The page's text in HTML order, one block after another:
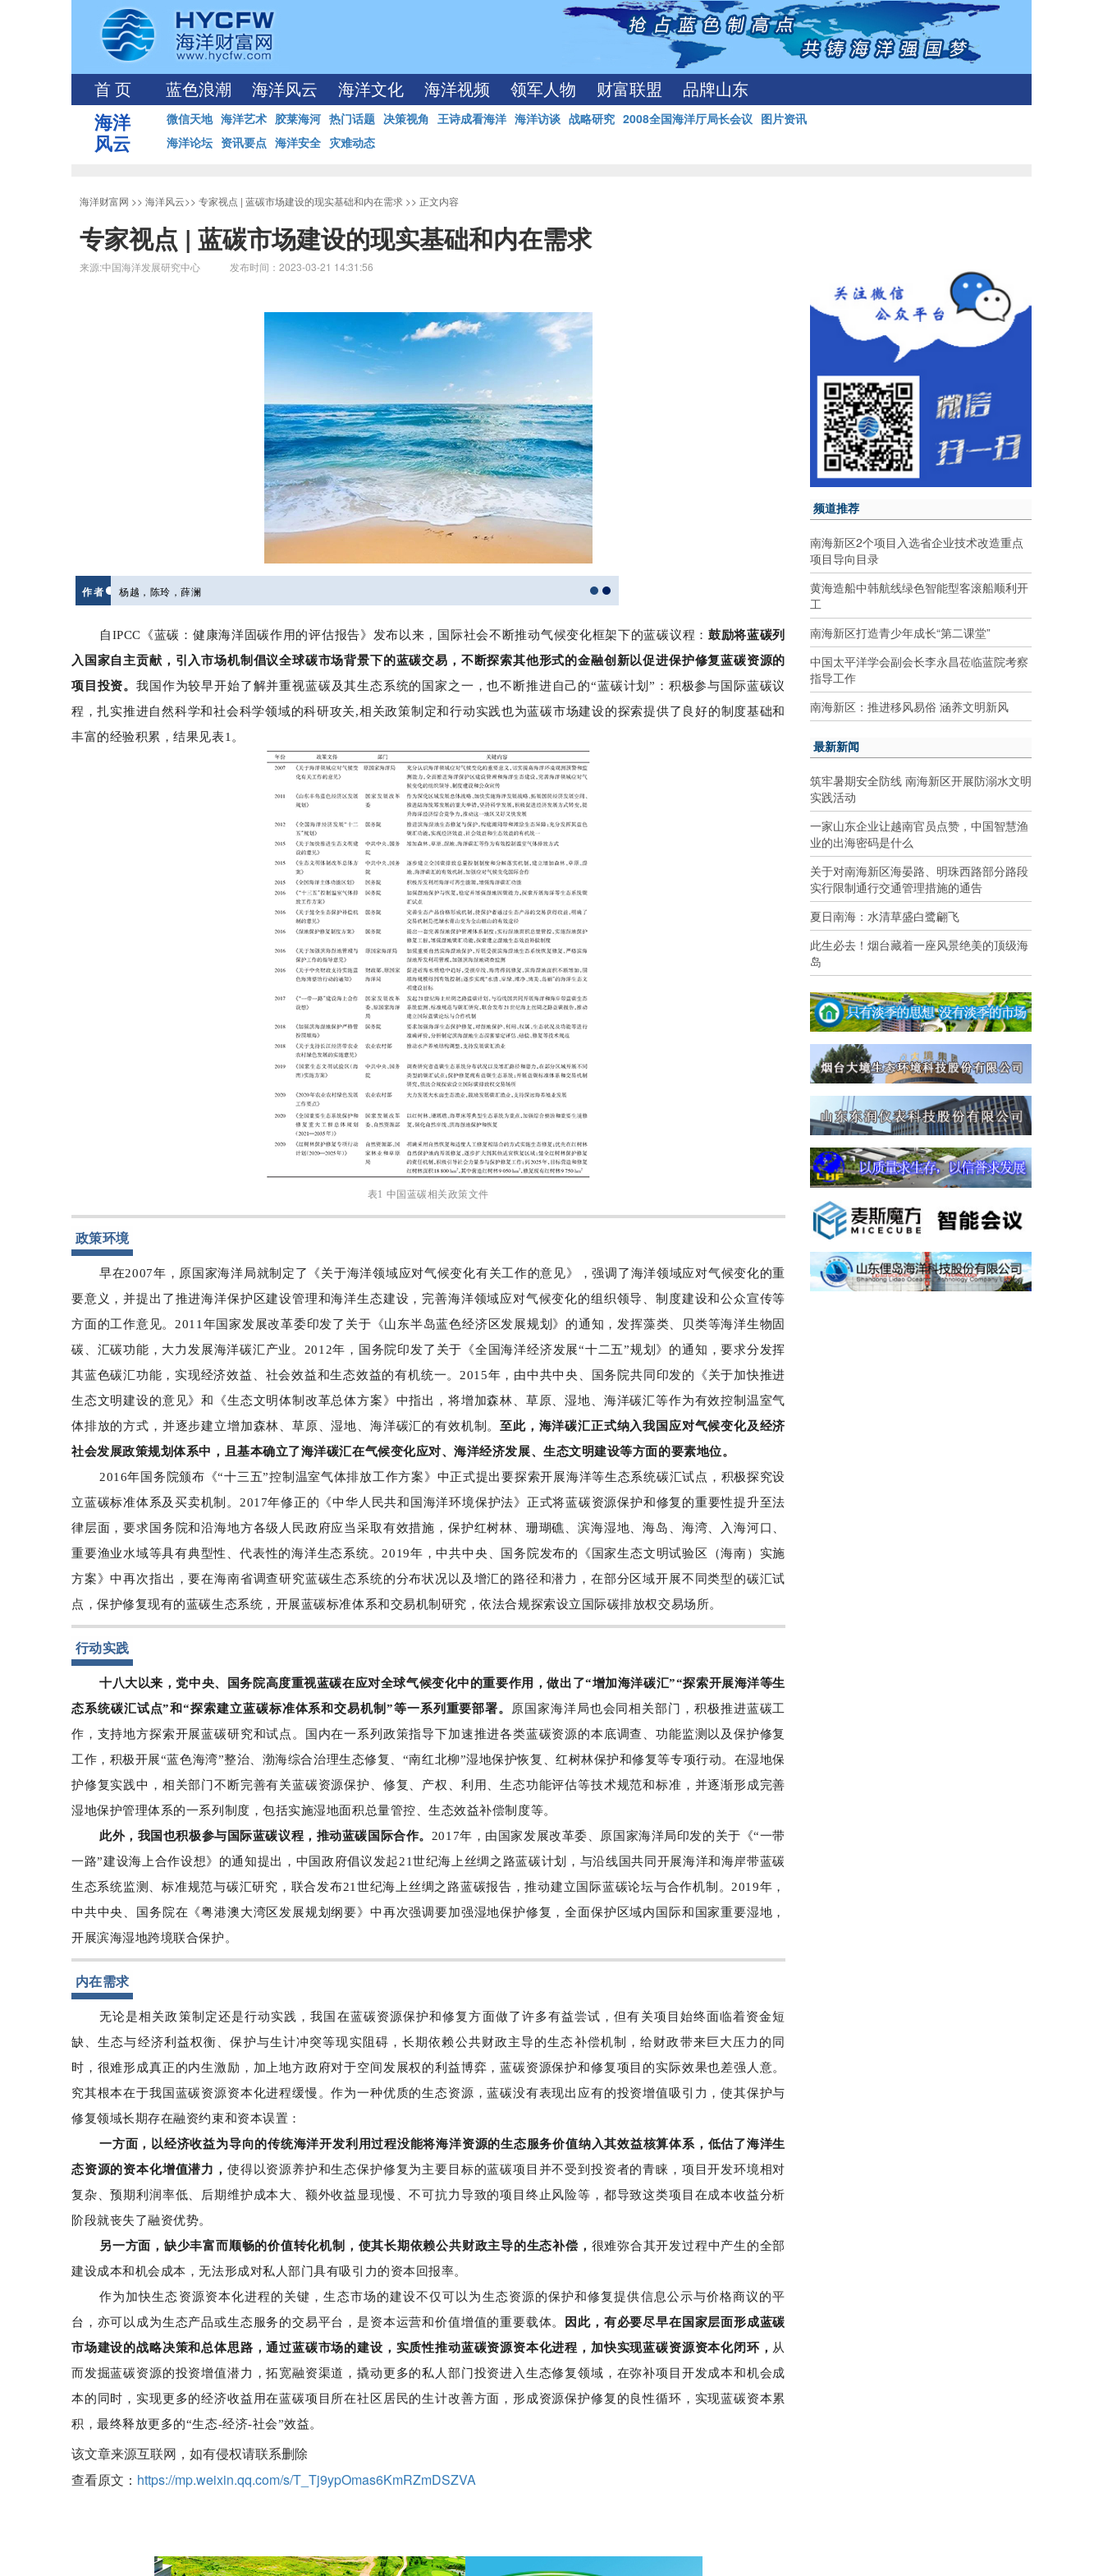
首 页 蓝色浪潮 海洋风云 海洋文化 海洋视频 领军人物 财富联盟 品牌山东
海洋
风云
微信天地 海洋艺术 胶莱海河 热门话题 决策视角 王诗成看海洋 海洋访谈 战略研究 2008全国海洋厅局长会议 图片资讯
海洋论坛 资讯要点 海洋安全 灾难动态
海洋财富网 >> 海洋风云>> 专家视点 | 蓝碳市场建设的现实基础和内在需求 >> 正文内容
专家视点 | 蓝碳市场建设的现实基础和内在需求
来源:中国海洋发展研究中心 发布时间：2023-03-21 14:31:56
作者 杨越，陈玲，薛澜
自IPCC《蓝碳：健康海洋固碳作用的评估报告》发布以来，国际社会不断推动气候变化框架下的蓝碳议程： 鼓励将蓝碳列
入国家自主贡献，引入市场机制倡议全球碳市场背景下的蓝碳交易，不断探索其他形式的金融创新以促进保护修复蓝碳资源的
项目投资。我国作为较早开始了解并重视蓝碳及其生态系统的国家之一，也不断推进自己的“蓝碳计划”：积极参与国际蓝碳议
程，扎实推进自然科学和社会科学领域的科研攻关,相关政策制定和行动实践也为蓝碳市场建设的探索提供了良好的制度基础和
丰富的经验积累，结果见表1。
表1 中国蓝碳相关政策文件
政策环境
早在2007年，原国家海洋局就制定了《关于海洋领域应对气候变化有关工作的意见》，强调了海洋领域应对气候变化的重
要意义，并提出了推进海洋保护区建设管理和海洋生态建设，完善海洋领域应对气候变化的组织领导、制度建设和公众宣传等
方面的工作意见。2011年国家发展改革委印发了关于《山东半岛蓝色经济区发展规划》的通知，发挥藻类、贝类等海洋生物固
碳、汇碳功能，大力发展海洋碳汇产业。2012年，国务院印发了关于《全国海洋经济发展“十二五”规划》的通知，要求分发挥
其蓝色碳汇功能，实现经济效益、社会效益和生态效益的有机统一。2015年，由中共中央、国务院共同印发的《关于加快推进
生态文明建设的意见》和《生态文明体制改革总体方案》中指出，将增加森林、草原、湿地、海洋碳汇等作为有效控制温室气
体排放的方式，并逐步建立增加森林、草原、湿地、海洋碳汇的有效机制。至此，海洋碳汇正式纳入我国应对气候变化及经济
社会发展政策规划体系中，且基本确立了海洋碳汇在气候变化应对、海洋经济发展、生态文明建设等方面的要素地位。
2016年国务院颁布《“十三五”控制温室气体排放工作方案》中正式提出要探索开展海洋等生态系统碳汇试点，积极探究设
立蓝碳标准体系及买卖机制。2017年修正的《中华人民共和国海洋环境保护法》正式将蓝碳资源保护和修复的重要性提升至法
律层面，要求国务院和沿海地方各级人民政府应当采取有效措施，保护红树林、珊瑚礁、滨海湿地、海岛、海湾、入海河口、
重要渔业水域等具有典型性、代表性的海洋生态系统。2019年，中共中央、国务院发布的《国家生态文明试验区（海南）实施
方案》中再次指出，要在海南省调查研究蓝碳生态系统的分布状况以及增汇的路径和潜力，在部分区域开展不同类型的碳汇试
点，保护修复现有的蓝碳生态系统，开展蓝碳标准体系和交易机制研究，依法合规探索设立国际碳排放权交易场所。
行动实践
十八大以来，党中央、国务院高度重视蓝碳在应对全球气候变化中的重要作用，做出了“增加海洋碳汇”“探索开展海洋等生
态系统碳汇试点”和“探索建立蓝碳标准体系和交易机制”等一系列重要部署。
原国家海洋局也会同相关部门，积极推进蓝碳工
作，支持地方探索开展蓝碳研究和试点。国内在一系列政策指导下加速推进各类蓝碳资源的本底调查、功能监测以及保护修复
工作，积极开展“蓝色海湾”整治、渤海综合治理生态修复、“南红北柳”湿地保护恢复、红树林保护和修复等专项行动。在湿地保
护修复实践中，相关部门不断完善有关蓝碳资源保护、修复、产权、利用、生态功能评估等技术规范和标准，并逐渐形成完善
湿地保护管理体系的一系列制度，包括实施湿地面积总量管控、生态效益补偿制度等。
此外，我国也积极参与国际蓝碳议程，推动蓝碳国际合作。 2017年，由国家发展改革委、原国家海洋局印发的关于《“一带
一路”建设海上合作设想》的通知提出，中国政府倡议发起21世纪海上丝绸之路蓝碳计划，与沿线国共同开展海洋和海岸带蓝碳
生态系统监测、标准规范与碳汇研究，联合发布21世纪海上丝绸之路蓝碳报告，推动建立国际蓝碳论坛与合作机制。2019年，
中共中央、国务院在《粤港澳大湾区发展规划纲要》中再次强调要加强湿地保护修复，全面保护区域内国际和国家重要湿地，
开展滨海湿地跨境联合保护。
内在需求
无论是相关政策制定还是行动实践，我国在蓝碳资源保护和修复方面做了许多有益尝试，但有关项目始终面临着资金短
缺、生态与经济利益权衡、保护与生计冲突等现实阻碍，长期依赖公共财政主导的生态补偿机制，给财政带来巨大压力的同
时，很难形成真正的内生激励，加上地方政府对于空间发展权的利益博弈，蓝碳资源保护和修复项目的实际效果也差强人意。
究其根本在于我国蓝碳资源资本化进程缓慢。作为一种优质的生态资源，蓝碳没有表现出应有的投资增值吸引力，使其保护与
修复领域长期存在融资约束和资本误置：
一方面，以经济收益为导向的传统海洋开发利用过程没能将海洋资源的生态服务价值纳入其效益核算体系，低估了海洋生
态资源的资本化增值潜力， 使得以资源养护和生态保护修复为主要目标的蓝碳项目并不受到投资者的青睐，项目开发环境相对
复杂、预期利润率低、后期维护成本大、额外收益显现慢、不可抗力导致的项目终止风险等，都导致这类项目在成本收益分析
阶段就丧失了融资优势。
另一方面，缺少丰富而顺畅的价值转化机制，使其长期依赖公共财政主导的生态补偿， 很难弥合其开发过程中产生的全部
建设成本和机会成本，无法形成对私人部门具有吸引力的资本回报率。
作为加快生态资源资本化进程的关键，生态市场的建设不仅可以为生态资源的保护和修复提供信息公示与价格商议的平
台，亦可以成为生态产品或生态服务的交易平台，是资本运营和价值增值的重要载体。
因此，有必要尽早在国家层面形成蓝碳
市场建设的战略决策和总体思路，通过蓝碳市场的建设，实质性推动蓝碳资源资本化进程，加快实现蓝碳资源资本化闭环， 从
而发掘蓝碳资源的投资增值潜力，拓宽融资渠道，撬动更多的私人部门投资进入生态修复领域，在弥补项目开发成本和机会成
本的同时，实现更多的经济收益用在蓝碳项目所在社区居民的生计改善方面，形成资源保护修复的良性循环，实现蓝碳资本累
积，最终释放更多的“生态-经济-社会”效益。
该文章来源互联网，如有侵权请联系删除
查看原文： https://mp.weixin.qq.com/s/T_Tj9ypOmas6KmRZmDSZVA
频道推荐
南海新区2个项目入选省企业技术改造重点
项目导向目录
黄海造船中韩航线绿色智能型客滚船顺利开
工
南海新区打造青少年成长“第二课堂”
中国太平洋学会副会长李永昌莅临蓝院考察
指导工作
南海新区：推进移风易俗 涵养文明新风
最新新闻
筑牢暑期安全防线 南海新区开展防溺水文明
实践活动
一家山东企业让越南官员点赞，中国智慧渔
业的出海密码是什么
关于对南海新区海晏路、明珠西路部分路段
实行限制通行交通管理措施的通告
夏日南海：水清草盛白鹭翩飞
此生必去！烟台藏着一座风景绝美的顶级海
岛